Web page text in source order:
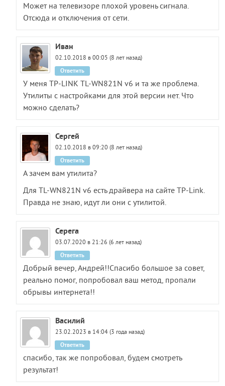
Может на телевизоре плохой уровень сигнала.
Отсюда и отключения от сети.
Иван
02.10.2018 в 00:05 (8 лет назад)
У меня TP-LINK TL-WN821N v6 и та же проблема.
Утилиты с настройками для этой версии нет. Что
можно сделать?
Ответить
Сергей
02.10.2018 в 09:20 (8 лет назад)
А зачем вам утилита?
Для TL-WN821N v6 есть драйвера на сайте TP-Link.
Правда не знаю, идут ли они с утилитой.
Ответить
Серега
03.07.2020 в 21:26 (6 лет назад)
Добрый вечер, Андрей!!Спасибо большое за совет,
реально помог, попробовал ваш метод, пропали
обрывы интернета!!
Ответить
Василий
23.02.2023 в 14:04 (3 года назад)
спасибо, так же попробовал, будем смотреть
результат!
Ответить